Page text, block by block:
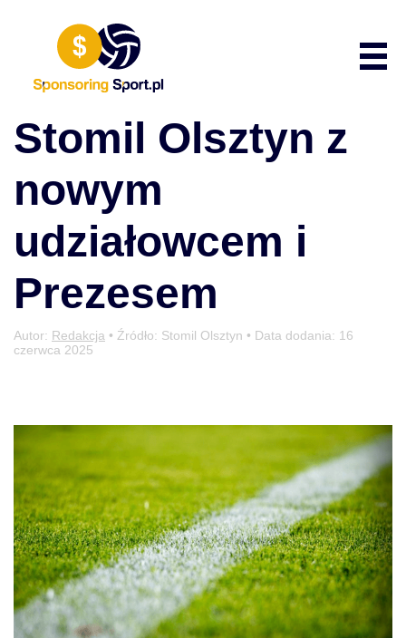
Stomil Olsztyn z
nowym
udziałowcem i
Prezesem
Autor: Redakcja • Źródło: Stomil Olsztyn • Data dodania: 16
czerwca 2025